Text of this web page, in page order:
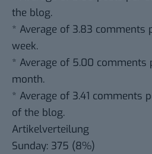
the blog.
* Average of 3.83 comments
week.
* Average of 5.00 comments
month.
* Average of 3.41 comments
of the blog.
Artikelverteilung
Sunday: 375 (8%)